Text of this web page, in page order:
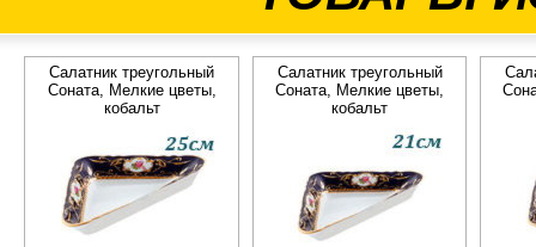
Салатник треугольный
Соната, Мелкие цветы,
кобальт
Салатник треугольный
Соната, Мелкие цветы,
кобальт